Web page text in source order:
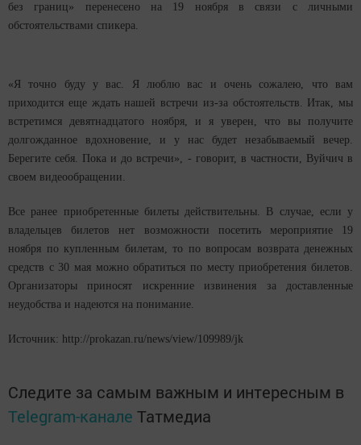
без границ» перенесено на 19 ноября в связи с личными
обстоятельствами спикера.
«Я точно буду у вас. Я люблю вас и очень сожалею, что вам
приходится еще ждать нашей встречи из-за обстоятельств. Итак, мы
встретимся девятнадцатого ноября, и я уверен, что вы получите
долгожданное вдохновение, и у нас будет незабываемый вечер.
Берегите себя. Пока и до встречи», - говорит, в частности, Вуйчич в
своем видеообращении.
Все ранее приобретенные билеты действительны. В случае, если у
владельцев билетов нет возможности посетить мероприятие 19
ноября по купленным билетам, то по вопросам возврата денежных
средств с 30 мая можно обратиться по месту приобретения билетов.
Организаторы приносят искренние извинения за доставленные
неудобства и надеются на понимание.
Источник: http://prokazan.ru/news/view/109989/jk
Следите за самым важным и интересным в
Telegram-канале Татмедиа